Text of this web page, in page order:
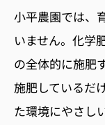
小平農園では、
いません。化学
の全体的に施肥
施肥しているだ
た環境にやさし